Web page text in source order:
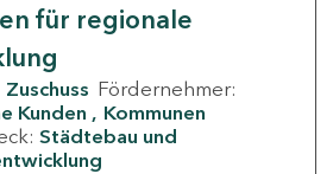
für regionale
Zuschuss Fördernehmer:
Kunden
Kommunen
Städtebau und